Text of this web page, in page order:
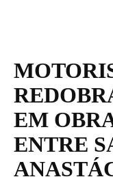
EM
ENTRE